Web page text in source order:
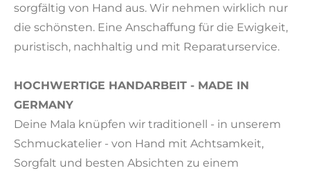
sorgfältig von Hand aus. Wir nehmen wirklich nur
die schönsten. Eine Anschaffung für die Ewigkeit,
puristisch, nachhaltig und mit Reparaturservice.
HOCHWERTIGE HANDARBEIT - MADE IN
GERMANY
Deine Mala knüpfen wir traditionell - in unserem
Schmuckatelier - von Hand mit Achtsamkeit,
Sorgfalt und besten Absichten zu einem